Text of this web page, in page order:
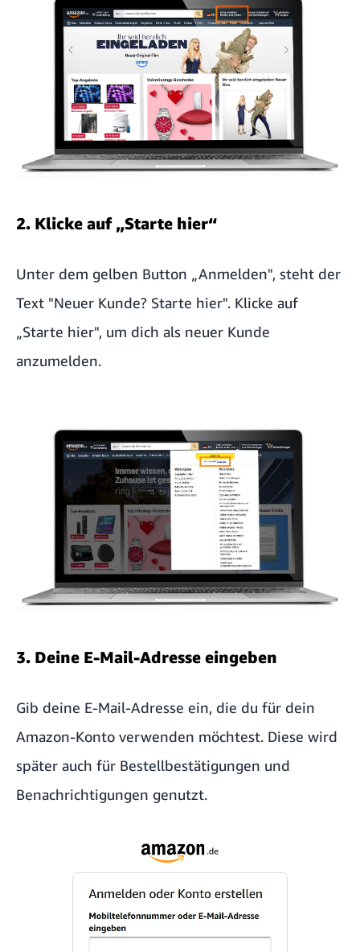
2. Klicke auf „Starte hier“
Unter dem gelben Button „Anmelden", steht der
Text "Neuer Kunde? Starte hier". Klicke auf
„Starte hier", um dich als neuer Kunde
anzumelden.
3. Deine E-Mail-Adresse eingeben
Gib deine E-Mail-Adresse ein, die du für dein
Amazon-Konto verwenden möchtest. Diese wird
später auch für Bestellbestätigungen und
Benachrichtigungen genutzt.